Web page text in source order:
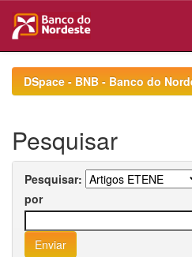
navigationDSpace - BNB - Banco do
Pesquisar
Pesquisar:
por